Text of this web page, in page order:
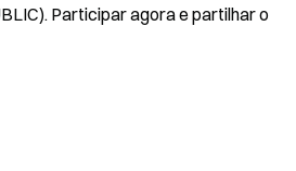
Participar agora e partilhar o